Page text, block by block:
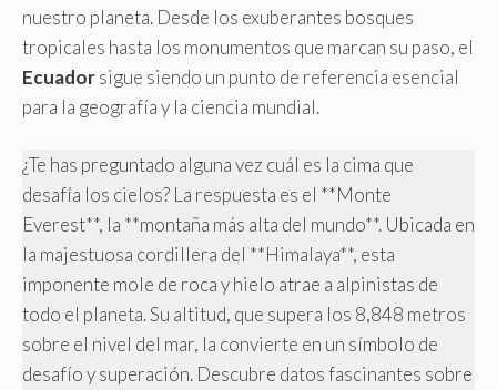
nuestro planeta. Desde los exuberantes bosques
tropicales hasta los monumentos que marcan su paso, el
Ecuadorsigue siendo un punto de referencia esencial
para la geografía y la ciencia mundial.
¿Te has preguntado alguna vez cuál es la cima que
desafía los cielos? La respuesta es el **Monte
Everest**, la **montaña más alta del mundo**. Ubicada en
la majestuosa cordillera del **Himalaya**, esta
imponente mole de roca y hielo atrae a alpinistas de
todo el planeta. Su altitud, que supera los 8,848 metros
sobre el nivel del mar, la convierte en un símbolo de
desafío y superación. Descubre datos fascinantes sobre